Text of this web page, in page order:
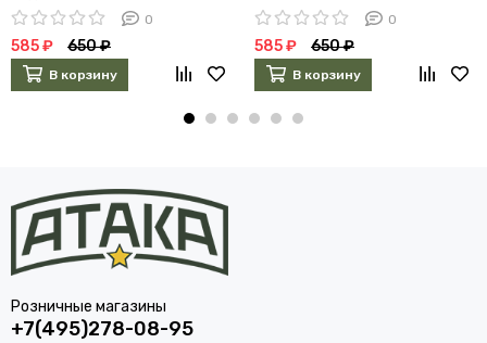
0
585 ₽ 650 ₽
В корзину
0
585 ₽ 650 ₽
В корзину
Розничные магазины
+7(495)278-08-95